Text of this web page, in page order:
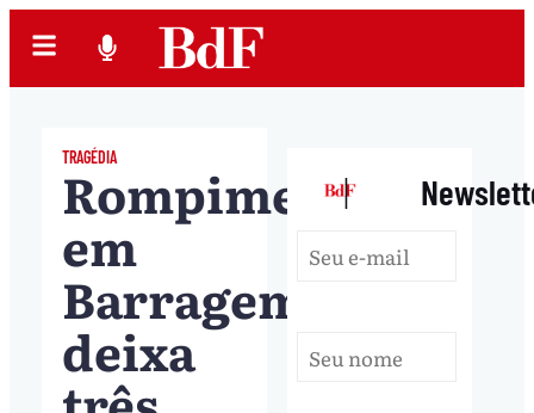
TRAGÉDIA
Rompimento
em
Barragem
deixa
|